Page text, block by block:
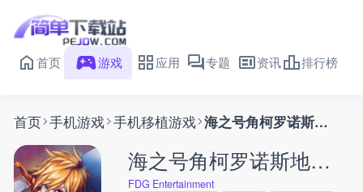
首页 游戏 应用 专题 资讯 排行榜
首页 手机游戏 手机移植游戏 海之号角柯罗诺斯地下城
海之号角柯罗诺斯地下城
FDG Entertainment